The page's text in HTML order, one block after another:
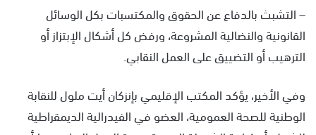
– التشبث بالدفاع عن الحقوق والمكتسبات بكل الوسائل
القانونية والنضالية المشروعة، ورفض كل أشكال الإبتزاز أو
الترهيب أو التضييق على العمل النقابي.
وفي الأخير، يؤكد المكتب الإقليمي بإنزكان أيت ملول للنقابة
الوطنية للصحة العمومية، العضو في الفيدرالية الديمقراطية